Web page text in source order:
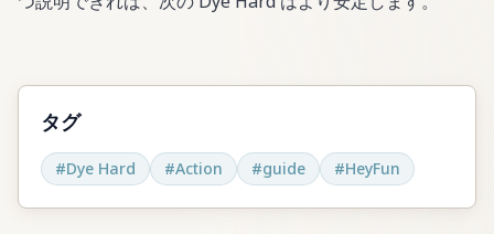
タグ
#Dye Hard #Action #guide #HeyFun